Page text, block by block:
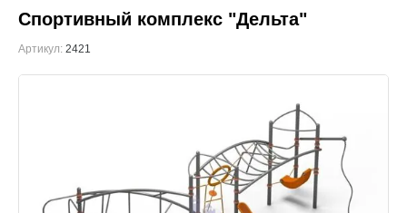
Спортивный комплекс "Дельта"
Артикул: 2421